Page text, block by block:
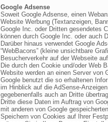
Google Adsense
Soweit Google Adsense, einen
Website Werbung (Textanzeigen,
Google Inc. oder Dritten gesendetes
können durch Google Inc. oder auch
Darüber hinaus verwendet Google
“WebBacons” (kleine unsichtbare
Besucherverkehr auf der Webseite
Die durch den Cookie und/oder Web
Website werden an einen Server von
Google benutzt die so erhaltenen
im Hinblick auf die AdSense-
gegebenenfalls auch an Dritte
Dritte diese Daten im Auftrag von
mit anderen von Google
Speichern von Cookies auf Ihrer